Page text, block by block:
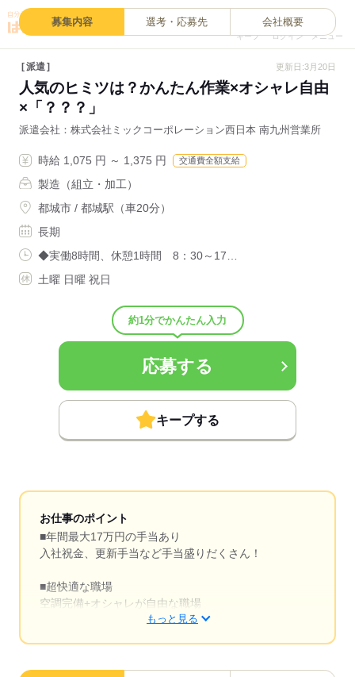
キープ ログイン メニュー
募集内容 選考・応募先 会社概要
派遣 更新日:3月20日
人気のヒミツは？かんたん作業×オシャレ自由
×「？？？」
派遣会社 株式会社ミックコーポレーション西日本 南九州営業所
時給 1,075 円 ～ 1,375 円 交通費全額支給
製造（組立・加工）
都城市 / 都城駅（車20分）
長期
◆実働8時間、休憩1時間 8：30～17…
土曜 日曜 祝日
約1分でかんたん入力
応募する
キープする
お仕事のポイント
■年間最大17万円の手当あり
入社祝金、更新手当など手当盛りだくさん！
■超快適な職場
空調完備+オシャレが自由な職場
もっと見る